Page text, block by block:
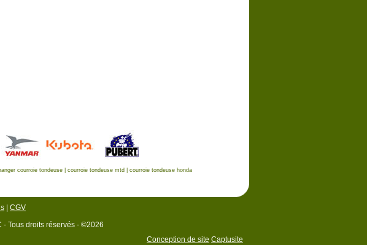
courroie tondeuse| courroie tondeuse mtd courroie tondeuse honda
CGV
- Tous droits réservés - ©2026
Conception de site Captusite